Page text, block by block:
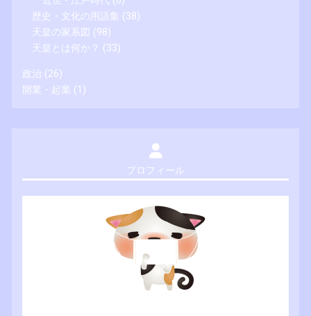
歴史・文化の用語集 (38)
天皇の家系図 (98)
天皇とは何か？ (33)
政治 (26)
開業・起業 (1)
プロフィール